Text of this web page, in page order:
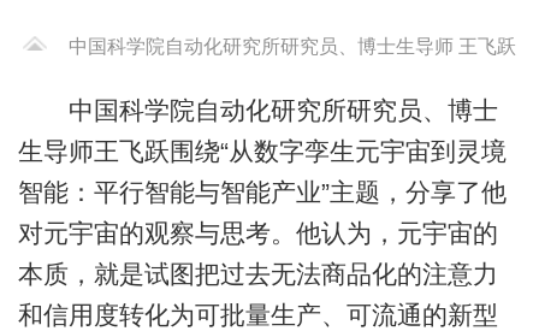
中国科学院自动化研究所研究员、博士生导师 王飞跃
中国科学院自动化研究所研究员、博士
生导师王飞跃围绕“从数字孪生元宇宙到灵境
智能：平行智能与智能产业”主题，分享了他
对元宇宙的观察与思考。他认为，元宇宙的
本质，就是试图把过去无法商品化的注意力
和信用度转化为可批量生产、可流通的新型